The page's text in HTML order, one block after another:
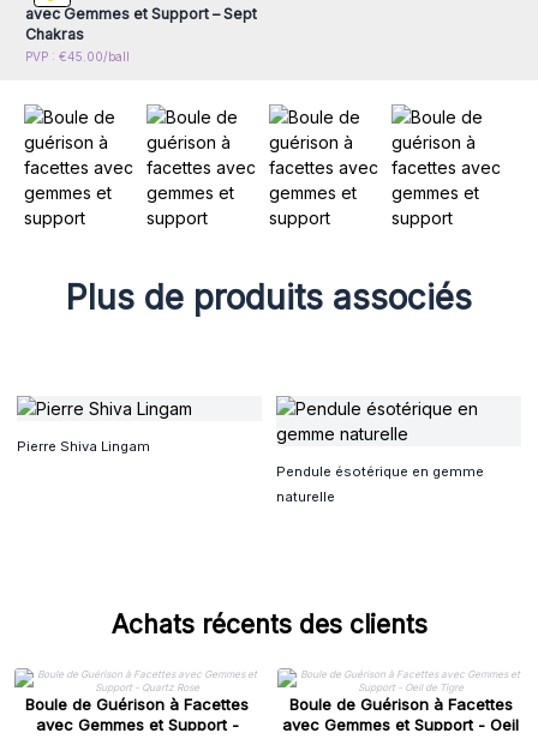
les détaillants souhaitant offrir à leur clientèle des produits
uniques et de haute qualité.
Découvrez la magie de ces boules de guérison et ajoutez-
clients une expérience exceptionnelle de bien-être et
d'harmonie.
avec Gemmes et Support – Sept
Chakras
PVP : €45.00/ball
Plus de produits associés
Pierre Shiva Lingam
Pendule ésotérique en gemme
naturelle
Achats récents des clients
Boule de Guérison à Facettes
avec Gemmes et Support -
Boule de Guérison à Facettes
avec Gemmes et Support - Oeil